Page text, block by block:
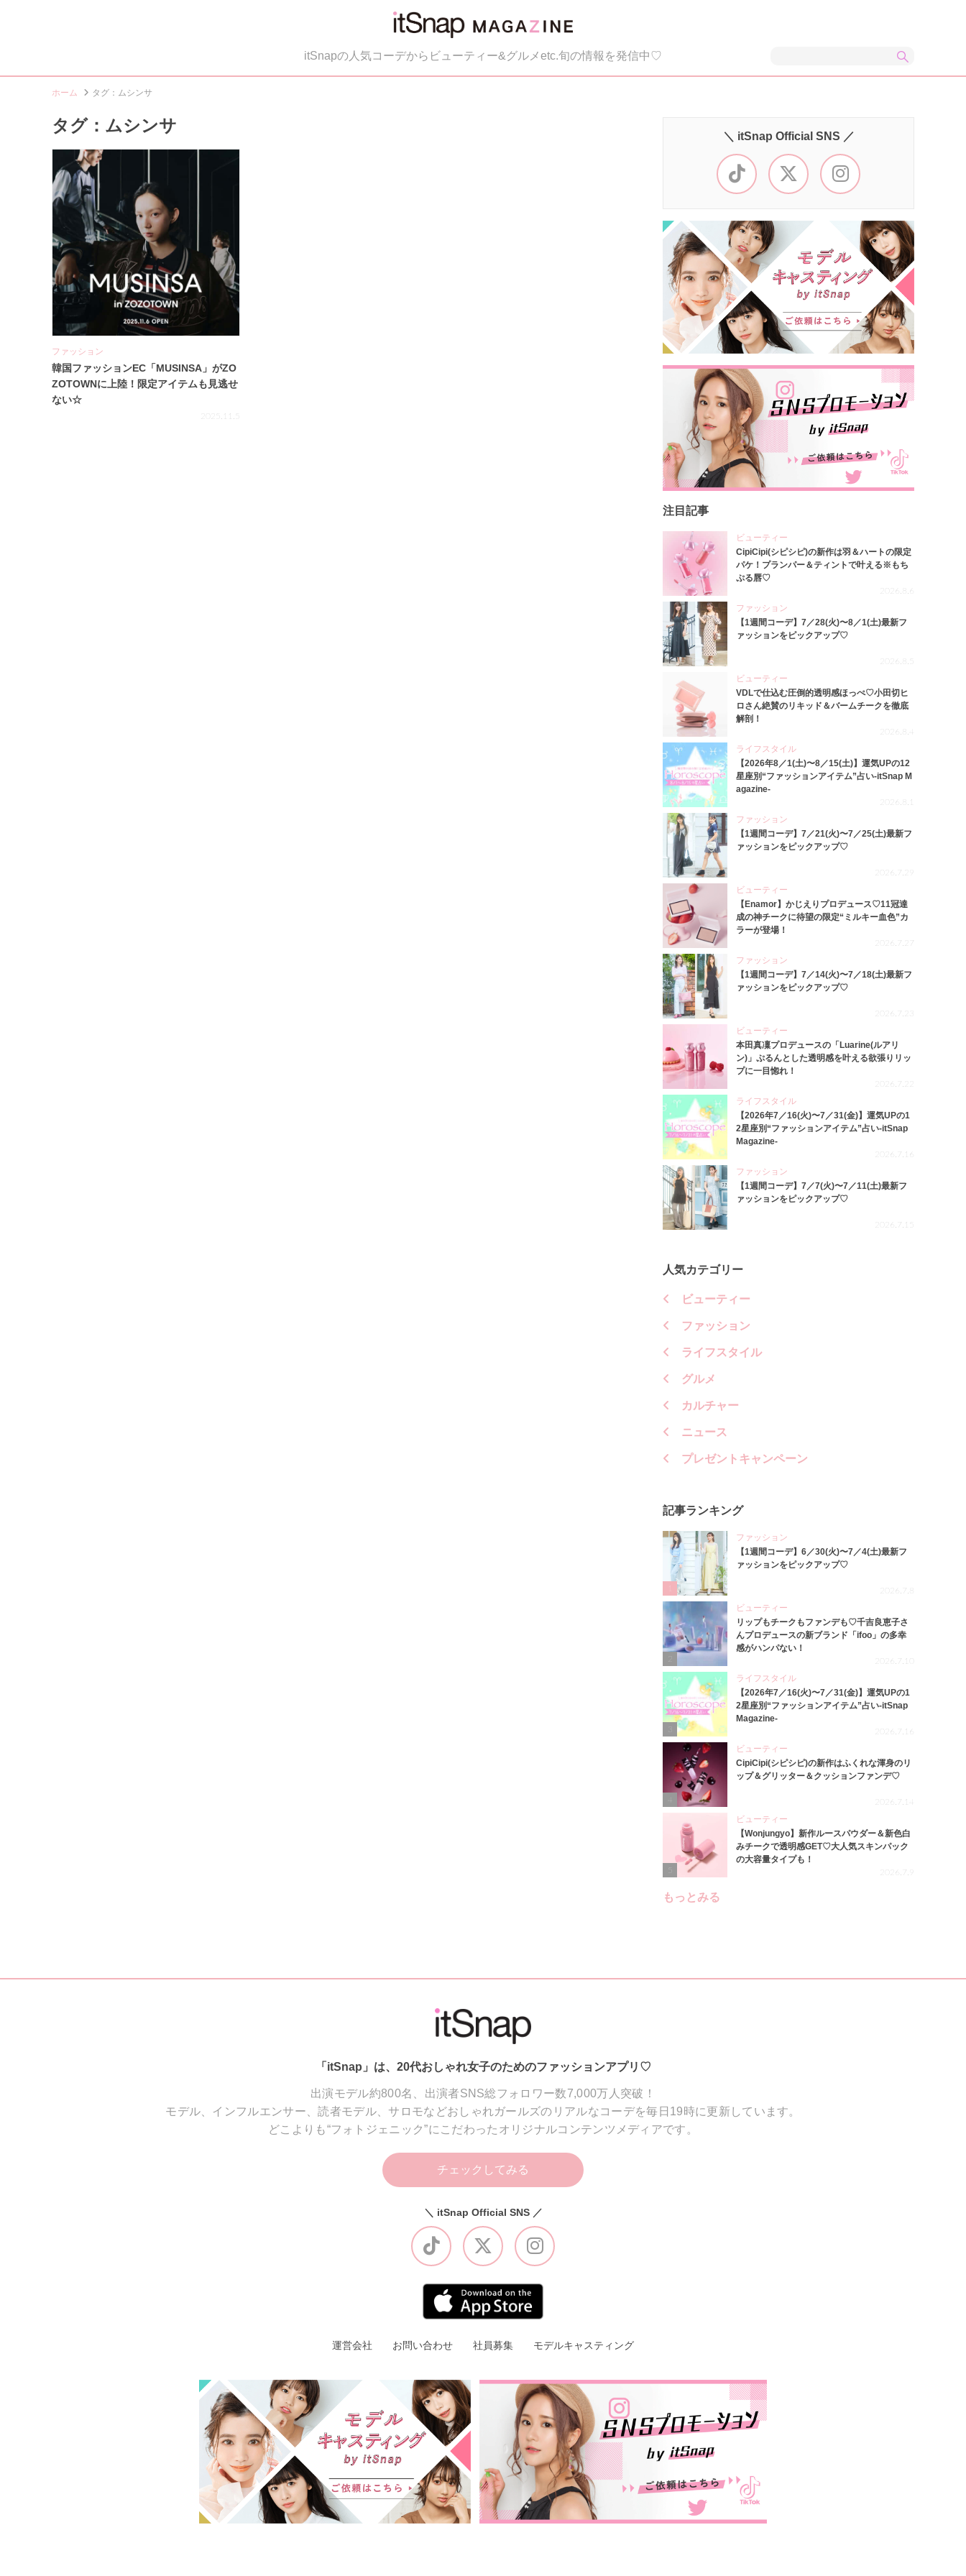
itSnapの人気コーデからビューティー&グルメetc.旬の情報を発信中♡
ホーム タグ：ムシンサ
タグ：ムシンサ
ファッション
韓国ファッションEC「MUSINSA」がZO
ZOTOWNに上陸！限定アイテムも見逃せ
ない☆
2025.11.5
＼ itSnap Official SNS ／
注目記事
ビューティー
CipiCipi(シピシピ)の新作は羽＆ハートの限定
パケ！プランパー＆ティントで叶える※もち
ぷる唇♡
2026.8.6
ファッション
【1週間コーデ】7／28(火)〜8／1(土)最新フ
ァッションをピックアップ♡
2026.8.5
ビューティー
VDLで仕込む圧倒的透明感ほっぺ♡小田切ヒ
ロさん絶賛のリキッド＆バームチークを徹底
解剖！
2026.8.4
ライフスタイル
【2026年8／1(土)〜8／15(土)】運気UPの12
星座別“ファッションアイテム”占い-itSnap M
agazine-
2026.8.1
ファッション
【1週間コーデ】7／21(火)〜7／25(土)最新フ
ァッションをピックアップ♡
2026.7.29
ビューティー
【Enamor】かじえりプロデュース♡11冠達
成の神チークに待望の限定“ミルキー血色”カ
ラーが登場！
2026.7.27
ファッション
【1週間コーデ】7／14(火)〜7／18(土)最新フ
ァッションをピックアップ♡
2026.7.23
ビューティー
本田真凜プロデュースの「Luarine(ルアリ
ン)」ぷるんとした透明感を叶える欲張りリッ
プに一目惚れ！
2026.7.22
ライフスタイル
【2026年7／16(火)〜7／31(金)】運気UPの1
2星座別“ファッションアイテム”占い-itSnap
Magazine-
2026.7.16
ファッション
【1週間コーデ】7／7(火)〜7／11(土)最新フ
ァッションをピックアップ♡
2026.7.15
人気カテゴリー
ビューティー
ファッション
ライフスタイル
グルメ
カルチャー
ニュース
プレゼントキャンペーン
記事ランキング
ファッション
【1週間コーデ】6／30(火)〜7／4(土)最新フ
ァッションをピックアップ♡
2026.7.8
ビューティー
リップもチークもファンデも♡千吉良恵子さ
んプロデュースの新ブランド「ifoo」の多幸
感がハンパない！
2026.7.10
3
ライフスタイル
【2026年7／16(火)〜7／31(金)】運気UPの1
2星座別“ファッションアイテム”占い-itSnap
Magazine-
2026.7.16
4
ビューティー
CipiCipi(シピシピ)の新作はふくれな渾身のリ
ップ＆グリッター＆クッションファンデ♡
2026.7.14
ビューティー
【Wonjungyo】新作ルースパウダー＆新色白
みチークで透明感GET♡大人気スキンパック
の大容量タイプも！
2026.7.9
もっとみる
「itSnap」は、20代おしゃれ女子のためのファッションアプリ♡
出演モデル約800名、出演者SNS総フォロワー数7,000万人突破！
モデル、インフルエンサー、読者モデル、サロモなどおしゃれガールズのリアルなコーデを毎日19時に更新しています。
どこよりも“フォトジェニック”にこだわったオリジナルコンテンツメディアです。
チェックしてみる
＼ itSnap Official SNS ／
運営会社 お問い合わせ 社員募集 モデルキャスティング